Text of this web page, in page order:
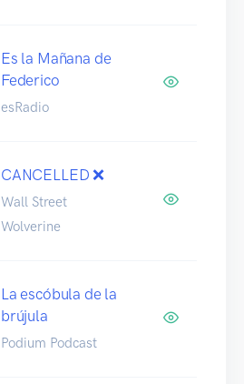
Es la Mañana de
Federico
esRadio
CANCELLED ❌
Wall Street
Wolverine
La escóbula de la
brújula
Podium Podcast